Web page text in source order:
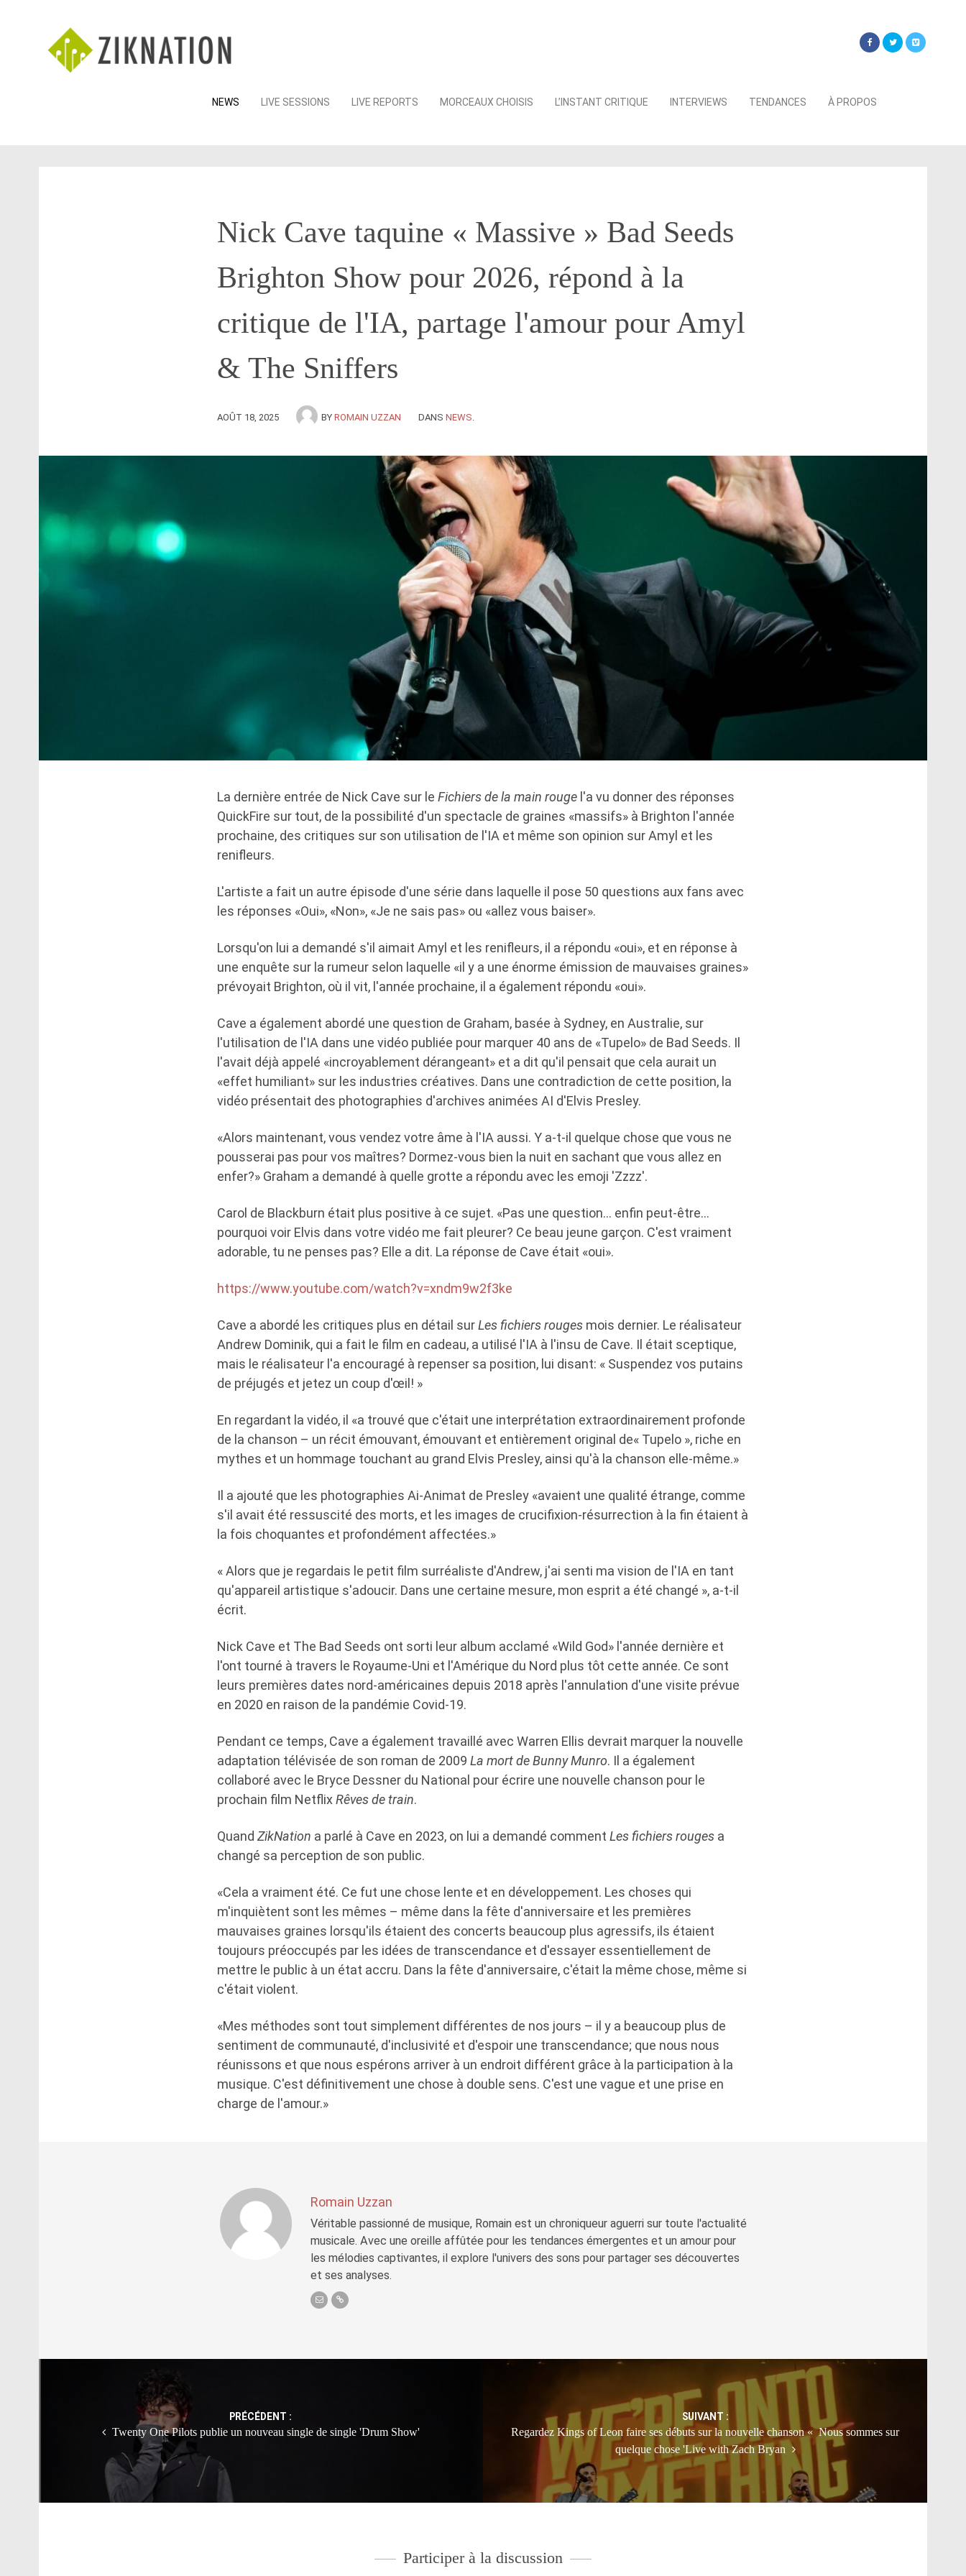
Skip
NEWS LIVE SESSIONS LIVE REPORTS MORCEAUX CHOISIS L’INSTANT CRITIQUE INTERVIEWS TENDANCES À PROPOS
Nick Cave taquine « Massive » Bad Seeds
Brighton Show pour 2026, répond à la
critique de l'IA, partage l'amour pour Amyl
& The Sniffers
AOÛT 18, 2025 BY ROMAIN UZZAN DANS NEWS
La dernière entrée de Nick Cave sur le Fichiers de la main rouge l'a vu donner des réponses
QuickFire sur tout, de la possibilité d'un spectacle de graines «massifs» à Brighton l'année
prochaine, des critiques sur son utilisation de l'IA et même son opinion sur Amyl et les
renifleurs.
L'artiste a fait un autre épisode d'une série dans laquelle il pose 50 questions aux fans avec
les réponses «Oui», «Non», «Je ne sais pas» ou «allez vous baiser».
Lorsqu'on lui a demandé s'il aimait Amyl et les renifleurs, il a répondu «oui», et en réponse à
une enquête sur la rumeur selon laquelle «il y a une énorme émission de mauvaises graines»
prévoyait Brighton, où il vit, l'année prochaine, il a également répondu «oui».
Cave a également abordé une question de Graham, basée à Sydney, en Australie, sur
l'utilisation de l'IA dans une vidéo publiée pour marquer 40 ans de «Tupelo» de Bad Seeds. Il
l'avait déjà appelé «incroyablement dérangeant» et a dit qu'il pensait que cela aurait un
«effet humiliant» sur les industries créatives. Dans une contradiction de cette position, la
vidéo présentait des photographies d'archives animées AI d'Elvis Presley.
«Alors maintenant, vous vendez votre âme à l'IA aussi. Y a-t-il quelque chose que vous ne
pousserai pas pour vos maîtres? Dormez-vous bien la nuit en sachant que vous allez en
enfer?» Graham a demandé à quelle grotte a répondu avec les emoji 'Zzzz'.
Carol de Blackburn était plus positive à ce sujet. «Pas une question… enfin peut-être…
pourquoi voir Elvis dans votre vidéo me fait pleurer? Ce beau jeune garçon. C'est vraiment
adorable, tu ne penses pas? Elle a dit. La réponse de Cave était «oui».
https://www.youtube.com/watch?v=xndm9w2f3ke
Cave a abordé les critiques plus en détail surLes fichiers rouges mois dernier. Le réalisateur
Andrew Dominik, qui a fait le film en cadeau, a utilisé l'IA à l'insu de Cave. Il était sceptique,
mais le réalisateur l'a encouragé à repenser sa position, lui disant: « Suspendez vos putains
de préjugés et jetez un coup d'œil! »
En regardant la vidéo, il «a trouvé que c'était une interprétation extraordinairement profonde
de la chanson – un récit émouvant, émouvant et entièrement original de« Tupelo », riche en
mythes et un hommage touchant au grand Elvis Presley, ainsi qu'à la chanson elle-même.»
Il a ajouté que les photographies Ai-Animat de Presley «avaient une qualité étrange, comme
s'il avait été ressuscité des morts, et les images de crucifixion-résurrection à la fin étaient à
la fois choquantes et profondément affectées.»
« Alors que je regardais le petit film surréaliste d'Andrew, j'ai senti ma vision de l'IA en tant
qu'appareil artistique s'adoucir. Dans une certaine mesure, mon esprit a été changé », a-t-il
écrit.
Nick Cave et The Bad Seeds ont sorti leur album acclamé «Wild God» l'année dernière et
l'ont tourné à travers le Royaume-Uni et l'Amérique du Nord plus tôt cette année. Ce sont
leurs premières dates nord-américaines depuis 2018 après l'annulation d'une visite prévue
en 2020 en raison de la pandémie Covid-19.
Pendant ce temps, Cave a également travaillé avec Warren Ellis devrait marquer la nouvelle
adaptation télévisée de son roman de 2009 La mort de Bunny Munro. Il a également
collaboré avec le Bryce Dessner du National pour écrire une nouvelle chanson pour le
prochain film NetflixRêves de train.
Quand ZikNation a parlé à Cave en 2023, on lui a demandé comment Les fichiers rouges a
changé sa perception de son public.
«Cela a vraiment été. Ce fut une chose lente et en développement. Les choses qui
m'inquiètent sont les mêmes – même dans la fête d'anniversaire et les premières
mauvaises graines lorsqu'ils étaient des concerts beaucoup plus agressifs, ils étaient
toujours préoccupés par les idées de transcendance et d'essayer essentiellement de
mettre le public à un état accru. Dans la fête d'anniversaire, c'était la même chose, même si
c'était violent.
«Mes méthodes sont tout simplement différentes de nos jours – il y a beaucoup plus de
sentiment de communauté, d'inclusivité et d'espoir une transcendance; que nous nous
réunissons et que nous espérons arriver à un endroit différent grâce à la participation à la
musique. C'est définitivement une chose à double sens. C'est une vague et une prise en
charge de l'amour.»
Romain Uzzan
Véritable passionné de musique, Romain est un chroniqueur aguerri sur toute l'actualité
musicale. Avec une oreille affûtée pour les tendances émergentes et un amour pour
les mélodies captivantes, il explore l'univers des sons pour partager ses découvertes
et ses analyses.
PRÉCÉDENT :
Twenty One Pilots publie un nouveau single de single 'Drum Show'
SUIVANT :
Regardez Kings of Leon faire ses débuts sur la nouvelle chanson « Nous sommes sur
quelque chose 'Live with Zach Bryan
Participer à la discussion